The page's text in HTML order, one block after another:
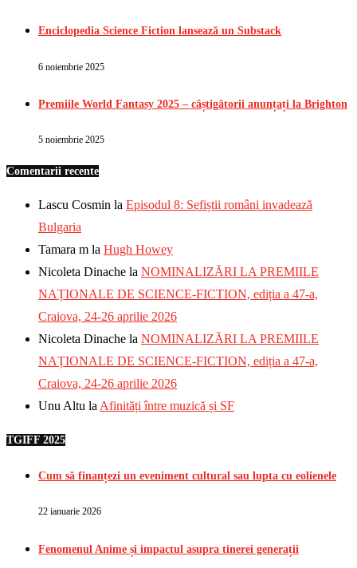
Enciclopedia Science Fiction lansează un Substack
6 noiembrie 2025
Premiile World Fantasy 2025 – câștigătorii anunțați la Brighton
5 noiembrie 2025
Comentarii recente
Lascu Cosmin la Episodul 8: Sefiștii români invadează
Bulgaria
Tamara m la Hugh Howey
Nicoleta Dinache la NOMINALIZĂRI LA PREMIILE
NAȚIONALE DE SCIENCE-FICTION, ediția a 47-a,
Craiova, 24-26 aprilie 2026
Nicoleta Dinache la NOMINALIZĂRI LA PREMIILE
NAȚIONALE DE SCIENCE-FICTION, ediția a 47-a,
Craiova, 24-26 aprilie 2026
Unu Altu la Afinități între muzică și SF
TGIFF 2025
Cum să finanțezi un eveniment cultural sau lupta cu eolienele
22 ianuarie 2026
Fenomenul Anime și impactul asupra tinerei generații